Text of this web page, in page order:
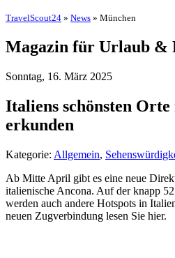
TravelScout24 » News » München
Magazin für Urlaub &
Sonntag, 16. März 2025
Italiens schönsten
erkunden
Kategorie: Allgemein,
Ab Mitte April gibt es eine neue
italienische Ancona. Auf der knapp
werden auch andere Hotspots in
neuen Zugverbindung lesen Sie hier.